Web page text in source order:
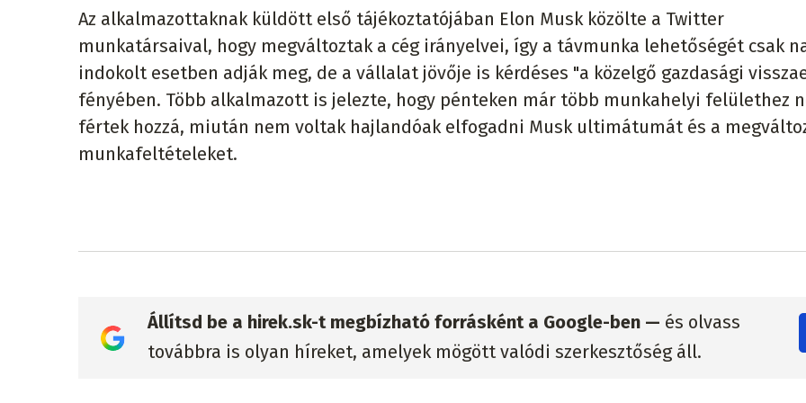
Az alkalmazottaknak küldött első tájékoztatójában Elon Musk közölte a Twitter
munkatársaival, hogy megváltoztak a cég irányelvei, így a távmunka lehetőségét csak
indokolt esetben adják meg, de a vállalat jövője is kérdéses "a közelgő gazdasági
fényében. Több alkalmazott is jelezte, hogy pénteken már több munkahelyi felülethez
fértek hozzá, miután nem voltak hajlandóak elfogadni Musk ultimátumát és a
munkafeltételeket.
Állítsd be a hirek.sk-t megbízható forrásként a Google-ben — és olvass
továbbra is olyan híreket, amelyek mögött valódi szerkesztőség áll.